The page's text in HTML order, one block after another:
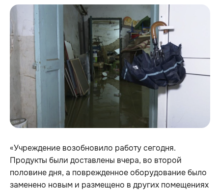
«Учреждение возобновило работу сегодня.
Продукты были доставлены вчера, во второй
половине дня, а поврежденное оборудование было
заменено новым и размещено в других помещениях